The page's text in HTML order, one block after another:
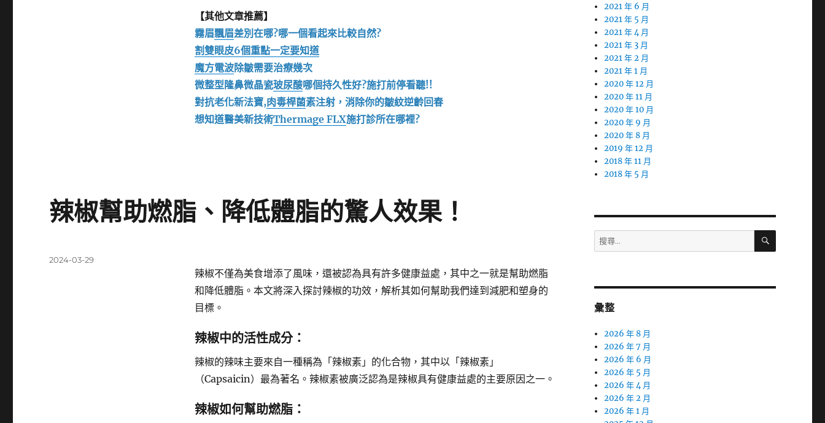
【其他文章推薦】
霧眉飄眉差別在哪?哪一個看起來比較自然?
割雙眼皮6個重點一定要知道
魔方電波除皺需要治療幾次
微整型隆鼻微晶瓷玻尿酸哪個持久性好?施打前停看聽!!
對抗老化新法寶,肉毒桿菌素注射，消除你的皺紋逆齡回春
想知道醫美新技術Thermage FLX施打診所在哪裡?
辣椒幫助燃脂、降低體脂的驚人效果！
辣椒不僅為美食增添了風味，還被認為具有許多健康益處，其中之一就是幫助燃脂
和降低體脂。本文將深入探討辣椒的功效，解析其如何幫助我們達到減肥和塑身的
目標。
辣椒中的活性成分：
辣椒的辣味主要來自一種稱為「辣椒素」的化合物，其中以「辣椒素」
（Capsaicin）最為著名。辣椒素被廣泛認為是辣椒具有健康益處的主要原因之一。
辣椒如何幫助燃脂：
發
2024-03-29
2021 年 6 月
2021 年 5 月
2021 年 4 月
2021 年 3 月
2021 年 2 月
2021 年 1 月
2020 年 12 月
2020 年 11 月
2020 年 10 月
2020 年 9 月
2020 年 8 月
2019 年 12 月
2018 年 11 月
2018 年 5 月
搜
尋
字:
搜
彙整
2026 年 8 月
2026 年 7 月
2026 年 6 月
2026 年 5 月
2026 年 4 月
2026 年 2 月
2026 年 1 月